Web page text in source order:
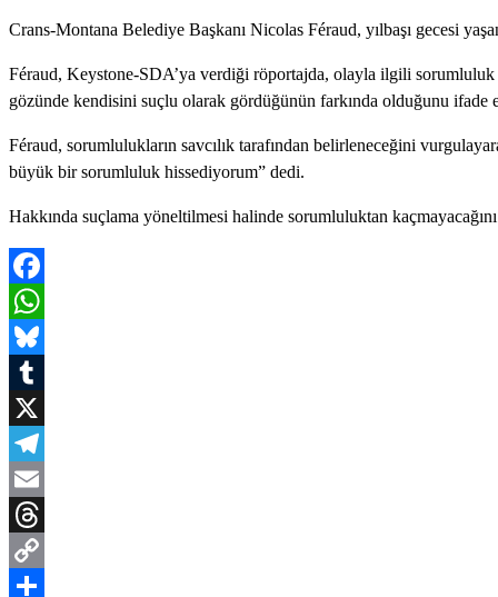
Crans-Montana Belediye Başkanı Nicolas Féraud, yılbaşı gecesi
Féraud, Keystone-SDA’ya verdiği röportajda, olayla ilgili sorumluluk
gözünde kendisini suçlu olarak gördüğünün farkında olduğunu ifade
Féraud, sorumlulukların savcılık tarafından belirleneceğini
büyük bir sorumluluk hissediyorum” dedi.
Hakkında suçlama yöneltilmesi halinde sorumluluktan
Facebook
WhatsApp
Bluesky
Tumblr
X
Telegram
Email
Threads
Copy